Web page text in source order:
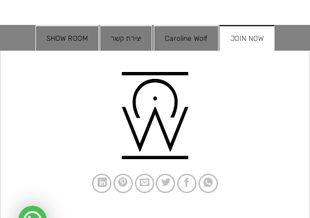
JOIN NOW
Caroline Wolf יצירת קשר SHOW ROOM